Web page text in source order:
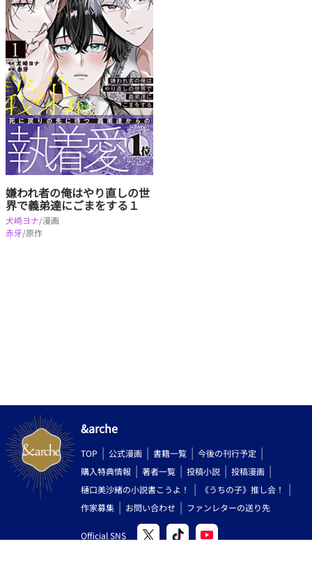
嫌われ者の俺はやり直しの世
界で義弟達にごまをする１
犬崎ヨナ/漫画
赤牙/原作
&arche
TOP 公式漫画 書籍一覧
今後の刊行予定
購入特典情報
著者一覧 投稿小説
投稿漫画
樋口美沙緒の小説書こうよ！
《うちの子》推し会！
作家募集
お問い合わせ ファンレターの送り先
Official SNS